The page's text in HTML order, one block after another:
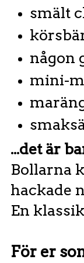
smält
någon
mini-
...det är
Bollarna
hackade
En
För er